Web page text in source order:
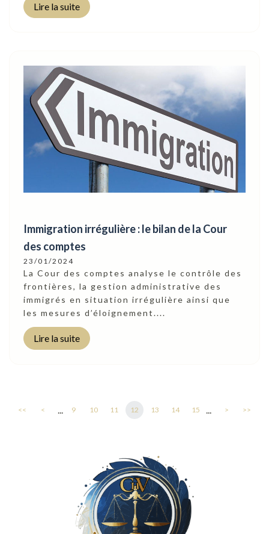
Lire la suite
Immigration irrégulière : le bilan de la Cour
des comptes
23/01/2024
La Cour des comptes analyse le contrôle des
frontières, la gestion administrative des
immigrés en situation irrégulière ainsi que
les mesures d’éloignement....
Lire la suite
<< < ... 9 10 11 12 13 14 15 ... > >>